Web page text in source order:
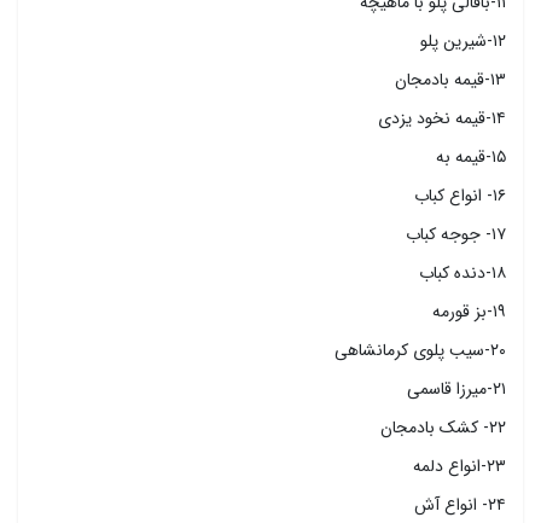
۱۲-شیرین پلو
۱۳-قیمه بادمجان
۱۴-قیمه نخود یزدی
۱۵-قیمه به
۱۶- انواع کباب
۱۷- جوجه کباب
۱۸-دنده کباب
۱۹-بز قورمه
۲۰-سیب پلوی کرمانشاهی
۲۱-میرزا قاسمی
۲۲- کشک بادمجان
۲۳-انواع دلمه
۲۴- انواع آش